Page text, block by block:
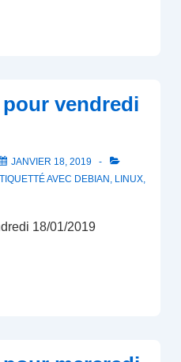
vendredi
JANVIER 18, 2019
AVEC DEBIAN , LINUX,
18/01/2019